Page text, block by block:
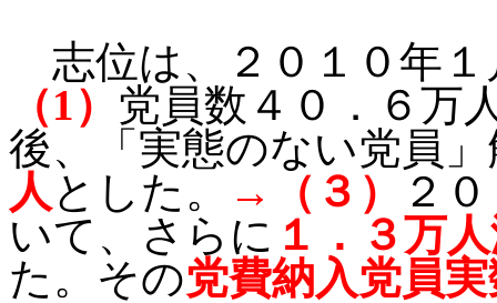
志位は、２０１０年１
（1） 党員数４０．６万
後、「実態のない党員
人 とした。 →（３）
２
いて、さらに １．３万
た。その党費納入党員